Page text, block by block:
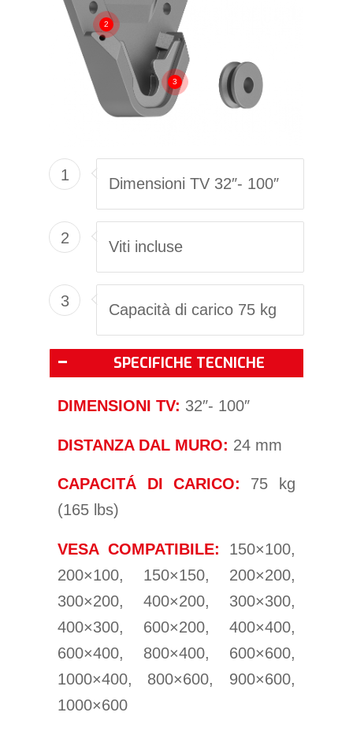
2
3
1 Dimensioni TV 32″- 100″
2 Viti incluse
3 Capacità di carico 75 kg
SPECIFICHE TECNICHE
DIMENSIONI TV: 32″- 100″
DISTANZA DAL MURO: 24 mm
CAPACITÁ DI CARICO: 75 kg
(165 lbs)
VESA COMPATIBILE: 150×100,
200×100, 150×150, 200×200,
300×200, 400×200, 300×300,
400×300, 600×200, 400×400,
600×400, 800×400, 600×600,
1000×400, 800×600, 900×600,
1000×600